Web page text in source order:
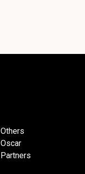
Others
Oscar
Partners